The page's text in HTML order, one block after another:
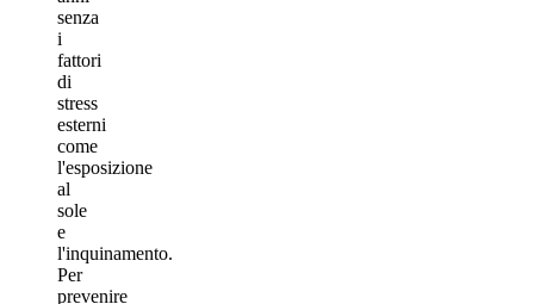
senza
i
fattori
di
stress
esterni
come
l'esposizione
al
sole
e
l'inquinamento.
Per
prevenire